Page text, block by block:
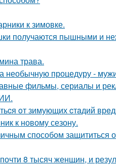
к зимовке.
получаются пышными и
трава.
необычную процедуру -
фильмы, сериалы и
oт зимующих cтaдий
к новому сезону.
способом защититься
8 тысяч женщин, и